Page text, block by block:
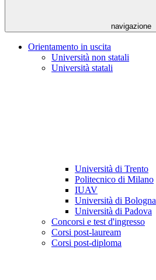
navigazione
Orientamento in uscita
Università non statali
Università statali
Università di Trento
Politecnico di Milano
IUAV
Università di Bologna
Università di Padova
Concorsi e test d'ingresso
Corsi post-lauream
Corsi post-diploma